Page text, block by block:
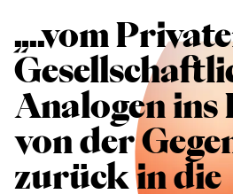
„..vom
Analogen ins
von der
zurück in die